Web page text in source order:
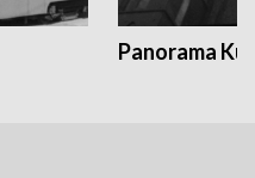
Panorama